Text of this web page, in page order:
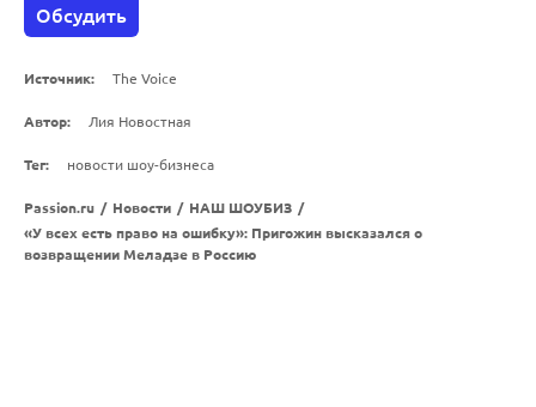
Обсудить
Источник: The Voice
Автор: Лия Новостная
Тег: новости шоу-бизнеса
Passion.ru / Новости / НАШ ШОУБИЗ /
«У всех есть право на ошибку»: Пригожин высказался о
возвращении Меладзе в Россию